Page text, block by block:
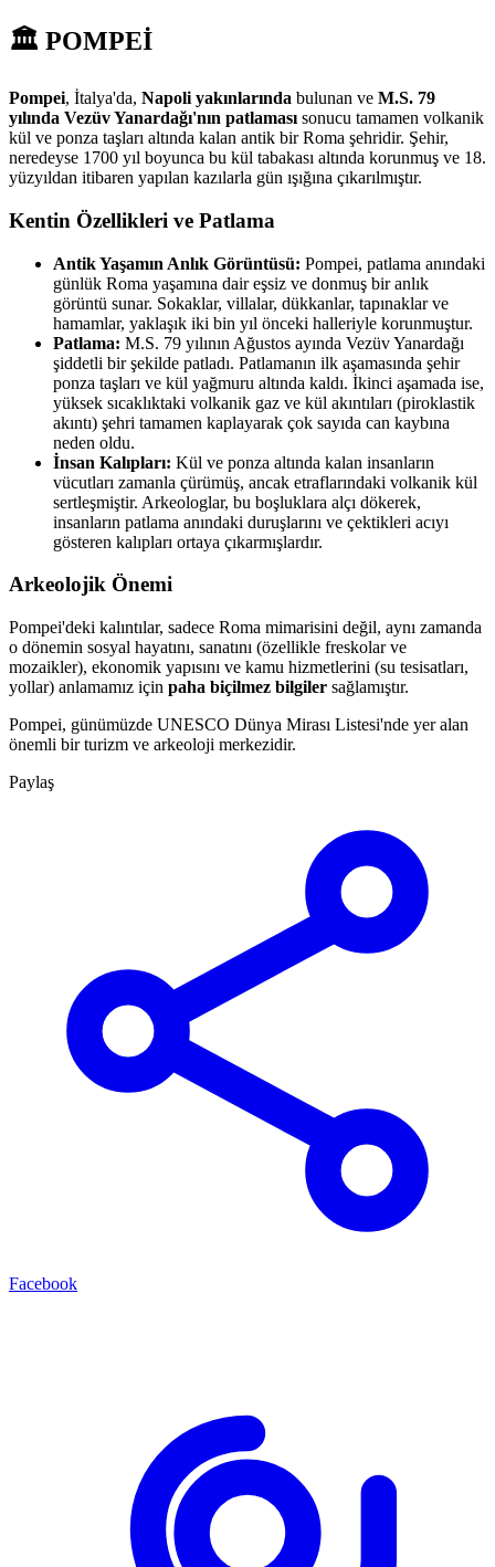
🏛️ POMPEİ
Pompei, İtalya'da, Napoli yakınlarında bulunan ve M.S. 79
yılında Vezüv Yanardağı'nın patlaması sonucu tamamen volkanik
kül ve ponza taşları altında kalan antik bir Roma şehridir. Şehir,
neredeyse 1700 yıl boyunca bu kül tabakası altında korunmuş ve 18.
yüzyıldan itibaren yapılan kazılarla gün ışığına çıkarılmıştır.
Kentin Özellikleri ve Patlama
Antik Yaşamın Anlık Görüntüsü: Pompei, patlama anındaki
günlük Roma yaşamına dair eşsiz ve donmuş bir anlık
görüntü sunar. Sokaklar, villalar, dükkanlar, tapınaklar ve
hamamlar, yaklaşık iki bin yıl önceki halleriyle korunmuştur.
Patlama: M.S. 79 yılının Ağustos ayında Vezüv Yanardağı
şiddetli bir şekilde patladı. Patlamanın ilk aşamasında şehir
ponza taşları ve kül yağmuru altında kaldı. İkinci aşamada ise,
yüksek sıcaklıktaki volkanik gaz ve kül akıntıları (piroklastik
akıntı) şehri tamamen kaplayarak çok sayıda can kaybına
neden oldu.
İnsan Kalıpları: Kül ve ponza altında kalan insanların
vücutları zamanla çürümüş, ancak etraflarındaki volkanik kül
sertleşmiştir. Arkeologlar, bu boşluklara alçı dökerek,
insanların patlama anındaki duruşlarını ve çektikleri acıyı
gösteren kalıpları ortaya çıkarmışlardır.
Arkeolojik Önemi
Pompei'deki kalıntılar, sadece Roma mimarisini değil, aynı zamanda
o dönemin sosyal hayatını, sanatını (özellikle freskolar ve
mozaikler), ekonomik yapısını ve kamu hizmetlerini (su tesisatları,
yollar) anlamamız için paha biçilmez bilgiler sağlamıştır.
Pompei, günümüzde UNESCO Dünya Mirası Listesi'nde yer alan
önemli bir turizm ve arkeoloji merkezidir.
Paylaş
Facebook